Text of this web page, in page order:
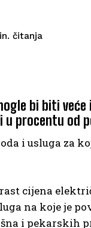
čitanja
bi biti
procentu od
i usluga za
cijena
na koje je
i pekarskih